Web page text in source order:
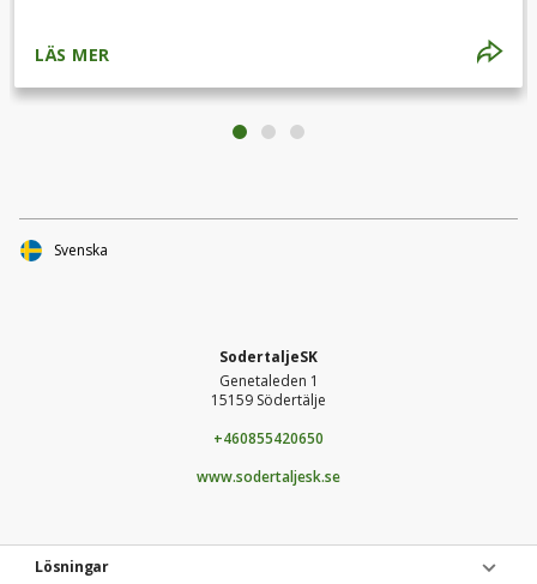
LÄS MER
SodertaljeSK
Genetaleden 1
15159 Södertälje
+460855420650
www.sodertaljesk.se
Lösningar
Svenska